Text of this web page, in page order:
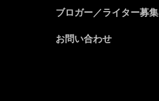
ブロガー／ライター募集
お問い合わせ